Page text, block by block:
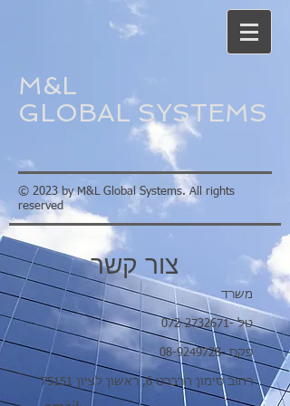
M&L
GLOBALSYSTEMS
© 2023 by M&L Global Systems. All rights
reserved
צור קשר
משרד
072-2732671 - טל
08-9249728
רחוב סימון הרברט 6, ראשון לציון 75151